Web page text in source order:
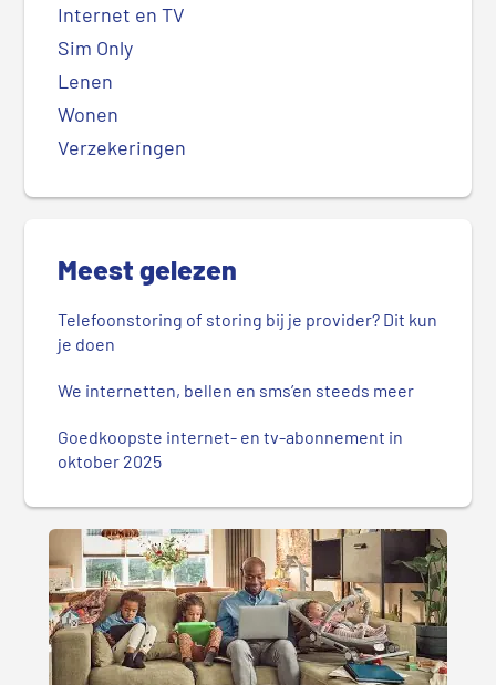
Internet en TV
Sim Only
Lenen
Wonen
Verzekeringen
Meest gelezen
Telefoonstoring of storing bij je provider? Dit kun
je doen
We internetten, bellen en sms’en steeds meer
Goedkoopste internet- en tv-abonnement in
oktober 2025